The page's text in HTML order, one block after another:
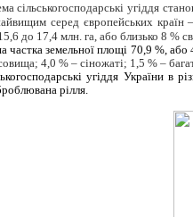
сільськогосподарські угіддя
серед європейських країн
до 17,4 млн. га, або близько 8 %
частка земельної площі 70,9 %, або
4,0 % – сіножаті; 1,5 % –
угіддя України в
рілля.